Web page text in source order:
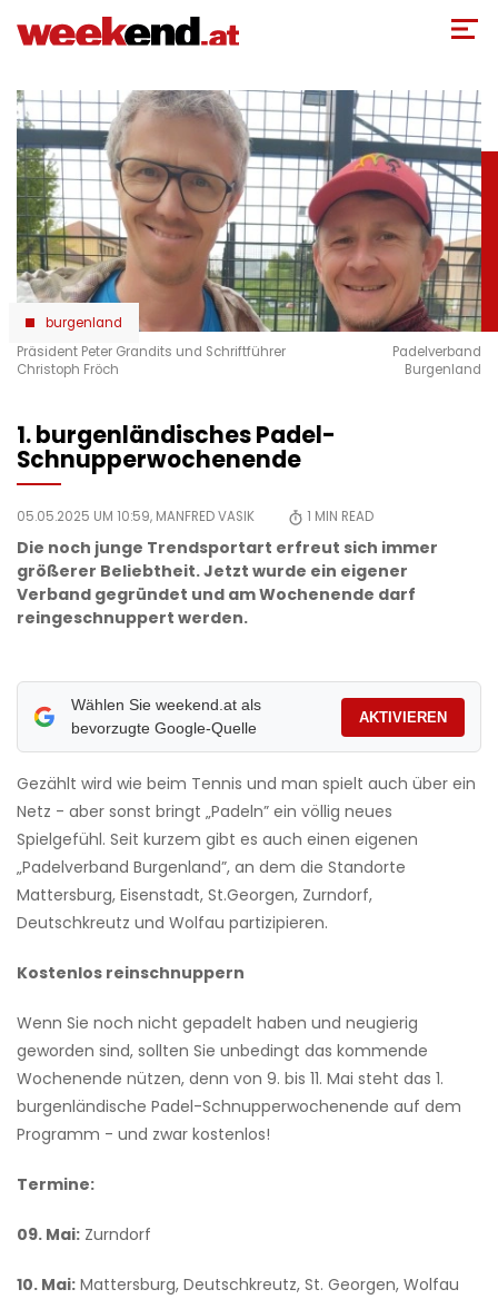
zum
burgenland
Präsident Peter Grandits und Schriftführer
Christoph Fröch
Padelverband
Burgenland
1. burgenländisches Padel-
Schnupperwochenende
05.05.2025 UM 10:59, MANFRED VASIK 1 MIN READ
Die noch junge Trendsportart erfreut sich immer
größerer Beliebtheit. Jetzt wurde ein eigener
Verband gegründet und am Wochenende darf
reingeschnuppert werden.
Wählen Sie weekend.at als
bevorzugte Google-Quelle
AKTIVIEREN
Gezählt wird wie beim Tennis und man spielt auch über ein
Netz - aber sonst bringt „Padeln” ein völlig neues
Spielgefühl. Seit kurzem gibt es auch einen eigenen
„Padelverband Burgenland”, an dem die Standorte
Mattersburg, Eisenstadt, St.Georgen, Zurndorf,
Deutschkreutz und Wolfau partizipieren.
Kostenlos reinschnuppern
Wenn Sie noch nicht gepadelt haben und neugierig
geworden sind, sollten Sie unbedingt das kommende
Wochenende nützen, denn von 9. bis 11. Mai steht das 1.
burgenländische Padel-Schnupperwochenende auf dem
Programm - und zwar kostenlos!
Termine:
09. Mai: Zurndorf
10. Mai: Mattersburg, Deutschkreutz, St. Georgen, Wolfau